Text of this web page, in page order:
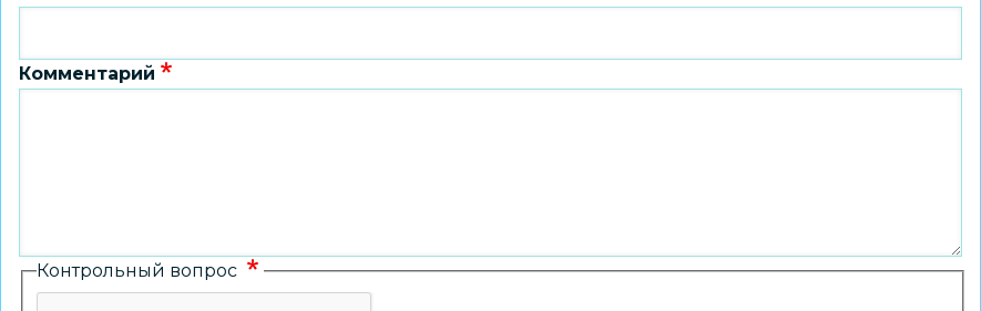
Комментарий
Контрольный вопрос